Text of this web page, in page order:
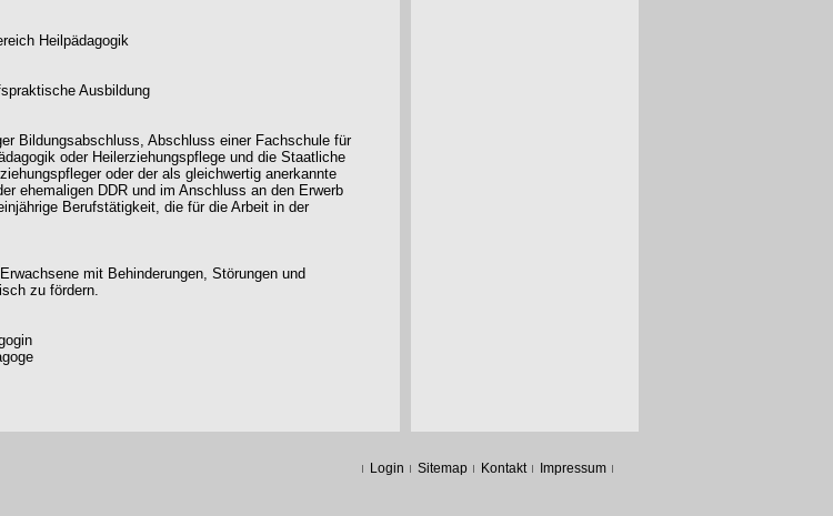
Heilpädagogik
Ausbildung
Bildungsabschluss, Abschluss einer Fachschule für
oder Heilerziehungspflege und die Staatliche
oder der als gleichwertig anerkannte
ehemaligen DDR und im Anschluss an den Erwerb
Berufstätigkeit, die für die Arbeit in der
mit Behinderungen, Störungen und
zu fördern.
Login Sitemap Kontakt Impressum